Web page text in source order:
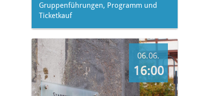
Gruppenführungen, Programm und
Ticketkauf
06.06.
16:00